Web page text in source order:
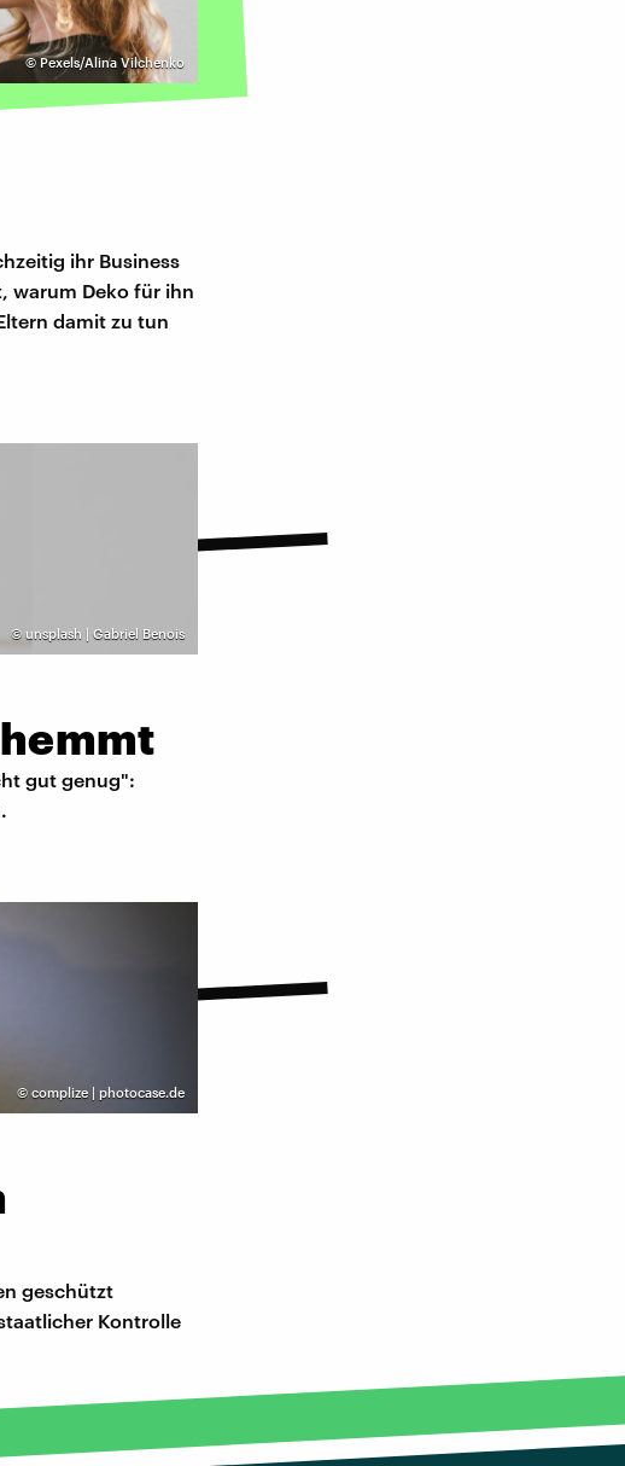
©Pexels/Alina Vilchenko
ihr Business
warum Deko für ihn
damit zu tun
© unsplash | Gabriel Benois
gut genug":
© complize | photocase.de
geschützt
Kontrolle